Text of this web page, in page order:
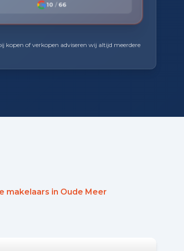
10 /66
kopen of verkopen adviseren wij altijd meerdere
makelaars in Oude Meer